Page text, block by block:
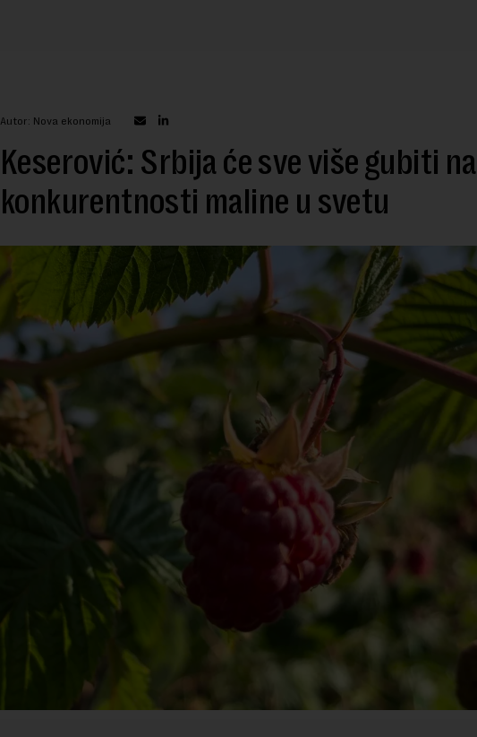
Autor: Nova ekonomija
Keserović: Srbija će sve više gubiti na
konkurentnosti maline u svetu